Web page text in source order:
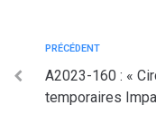
PRÉCÉDENT
A2023-160 : «
temporaires